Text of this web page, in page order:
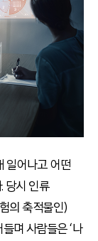
일어나고 어떤
당시 인류
의 축적물인)
며 사람들은 ‘나